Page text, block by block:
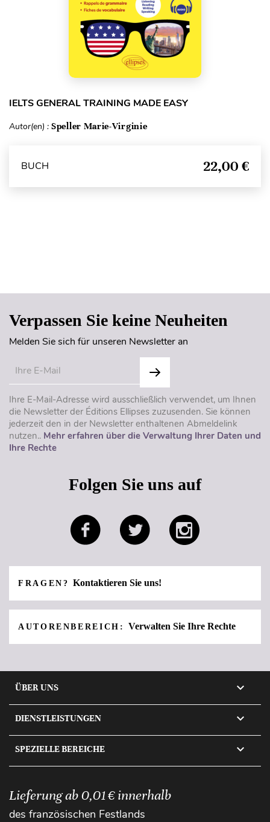
IELTS GENERAL TRAINING MADE EASY
Autor(en) : Speller Marie-Virginie
BUCH 22,00 €
Verpassen Sie keine Neuheiten
Melden Sie sich für unseren Newsletter an
Ihre E-Mail-Adresse wird ausschließlich verwendet, um Ihnen
die Newsletter der Éditions Ellipses zuzusenden. Sie können
jederzeit den in der Newsletter enthaltenen Abmeldelink
nutzen.. Mehr erfahren über die Verwaltung Ihrer Daten und
Ihre Rechte
Folgen Sie uns auf
FRAGEN?Kontaktieren Sie uns!
AUTORENBEREICH:Verwalten Sie Ihre Rechte
ÜBER UNS 
DIENSTLEISTUNGEN 
SPEZIELLE BEREICHE 
Lieferung ab 0,01 € innerhalb
des französischen Festlands